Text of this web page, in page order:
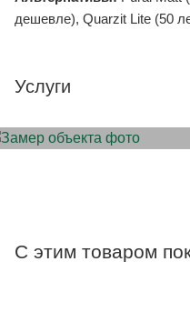
дешевле), Quarzit Lite (50
Услуги
С этим товаром